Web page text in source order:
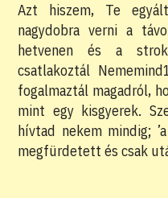
Azt hiszem, Te
nagydobra verni a
hetvenen és a
csatlakoztál
fogalmaztál magadról,
mint egy kisgyerek.
hívtad nekem mindig;
megfürdetett és csak